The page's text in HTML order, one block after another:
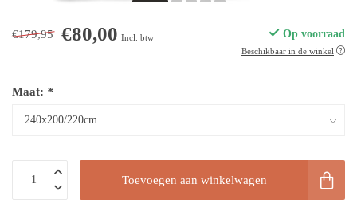
€179,95 €80,00 Incl. btw Op voorraad
Beschikbaar in de winkel
Maat: *
Toevoegen aan winkelwagen